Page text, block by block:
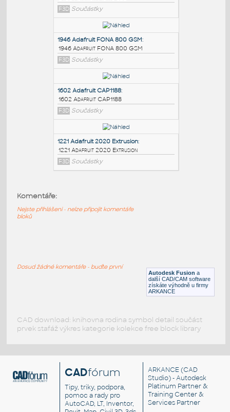
PODOBNÉ BLOKY
2488 Adafruit Metro 328
2488 Adafruit Metro 328
F3D Součástky
1946 Adafruit FONA 800 GSM:
1946 Adafruit FONA 800 GSM
F3D Součástky
1602 Adafruit CAP1188
1221 Adafruit 2020 Extrusion
Autodesk Fusion a
další CAD/CAM software
získáte výhodně u firmy
ARKANCE
Komentáře:
Nejste přihlášeni - nelze připojit komentáře
bloků
Dosud žádné komentáře - buďte první
CAD download: knihovna rodina symbol detail součást
prvek stafáž výkres kategorie kolekce free block library
CADfórum
Tipy, triky, podpora,
pomoc a rady pro
AutoCAD, LT, Inventor,
ARKANCE (CAD
Studio) - Autodesk
Platinum Partner &
Training Center &
Services Partner